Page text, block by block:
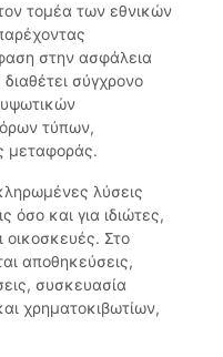
τομέα των εθνικών
στην ασφάλεια
σύγχρονο
τύπων,
μεταφοράς.
λύσεις
όσο και για ιδιώτες,
οικοσκευές. Στο
αποθηκεύσεις,
συσκευασία
χρηματοκιβωτίων,